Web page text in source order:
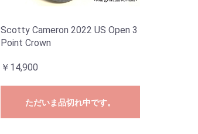
Scotty Cameron 2022 US Open 3
Point Crown
￥14,900
ただいま品切れ中です。